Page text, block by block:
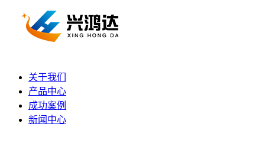
关于我们
产品中心
成功案例
新闻中心